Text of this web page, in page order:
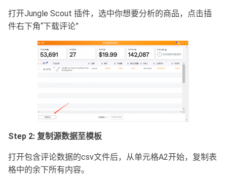
打开Jungle Scout 插件，选中你想要分析的商品，点击插
件右下角“下载评论”
Step 2: 复制源数据至模板
打开包含评论数据的csv文件后，从单元格A2开始，复制表
格中的余下所有内容。